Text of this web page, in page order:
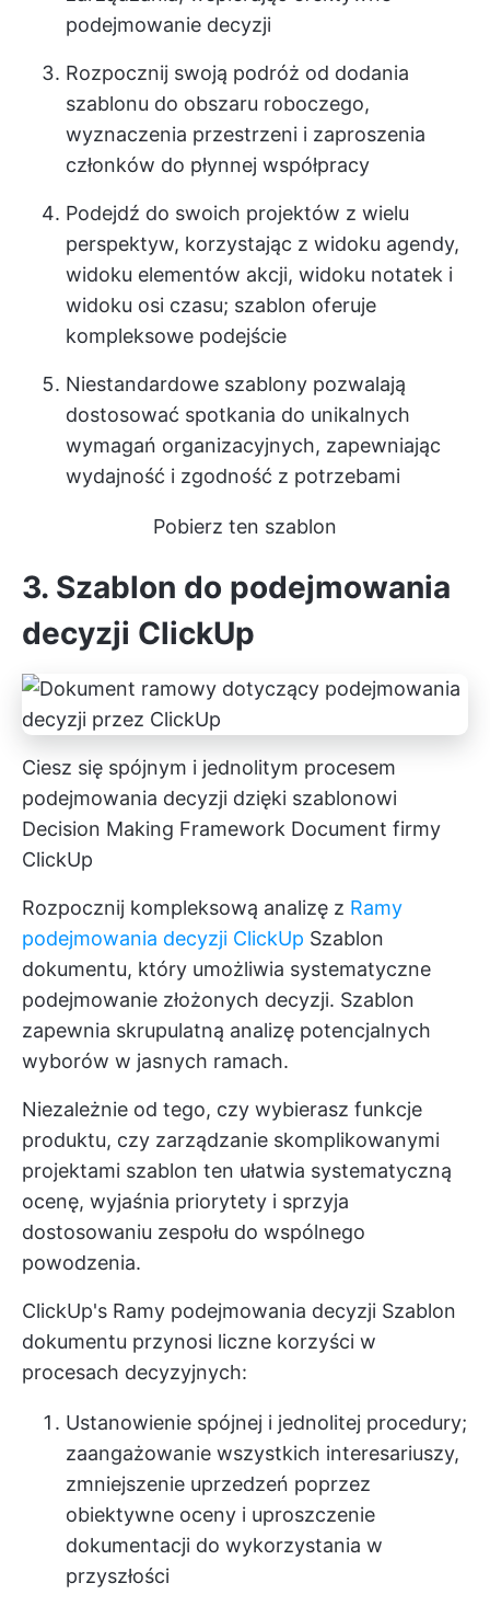
podejmowanie decyzji
Rozpocznij swoją podróż od dodania
szablonu do obszaru roboczego,
wyznaczenia przestrzeni i zaproszenia
członków do płynnej współpracy
Podejdź do swoich projektów z wielu
perspektyw, korzystając z widoku agendy,
widoku elementów akcji, widoku notatek i
widoku osi czasu; szablon oferuje
kompleksowe podejście
Niestandardowe szablony pozwalają
dostosować spotkania do unikalnych
wymagań organizacyjnych, zapewniając
wydajność i zgodność z potrzebami
Pobierz ten szablon
3. Szablon do podejmowania
decyzji ClickUp
Ciesz się spójnym i jednolitym procesem
podejmowania decyzji dzięki szablonowi
Decision Making Framework Document firmy
ClickUp
Rozpocznij kompleksową analizę z Ramy
podejmowania decyzji ClickUp Szablon
dokumentu, który umożliwia systematyczne
podejmowanie złożonych decyzji. Szablon
zapewnia skrupulatną analizę potencjalnych
wyborów w jasnych ramach.
Niezależnie od tego, czy wybierasz funkcje
produktu, czy zarządzanie skomplikowanymi
projektami szablon ten ułatwia systematyczną
ocenę, wyjaśnia priorytety i sprzyja
dostosowaniu zespołu do wspólnego
powodzenia.
ClickUp's Ramy podejmowania decyzji Szablon
dokumentu przynosi liczne korzyści w
procesach decyzyjnych:
Ustanowienie spójnej i jednolitej procedury;
zaangażowanie wszystkich interesariuszy,
zmniejszenie uprzedzeń poprzez
obiektywne oceny i uproszczenie
dokumentacji do wykorzystania w
przyszłości